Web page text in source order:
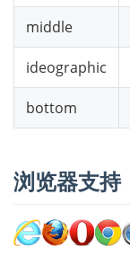
middle
ideographic
bottom
浏览器支持